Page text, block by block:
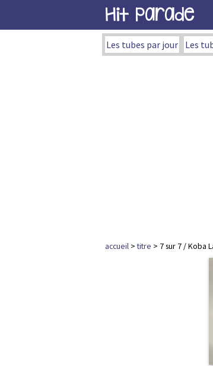
Hit Parade
Les tubes par jour Les
accueil >titre > 7 sur 7 / Koba